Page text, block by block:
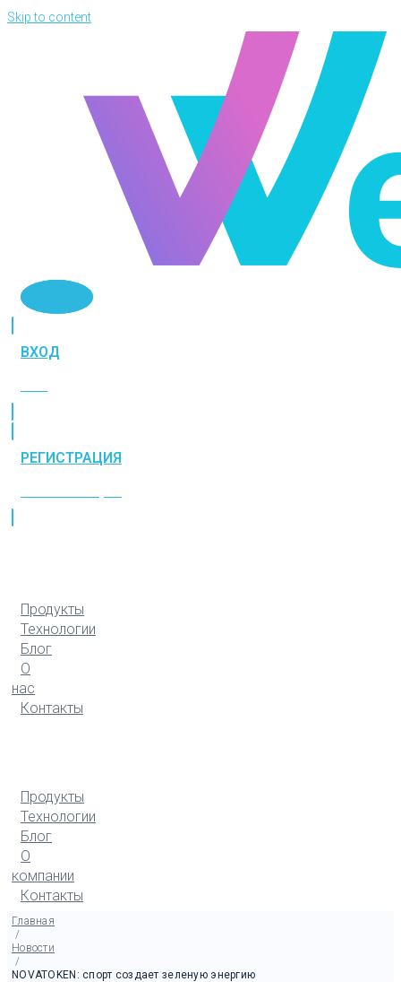
Skip to content
ВХОД
РЕГИСТРАЦИЯ
Продукты
Технологии
Блог
О
нас
Контакты
Продукты
Технологии
Блог
О
компании
Контакты
Главная
/
Новости
/
NOVATOKEN: спорт создает зеленую энергию